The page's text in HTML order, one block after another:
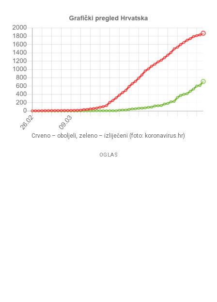
Crveno – oboljeli, zeleno – izliječeni (foto: koronavirus.hr)
OGLAS